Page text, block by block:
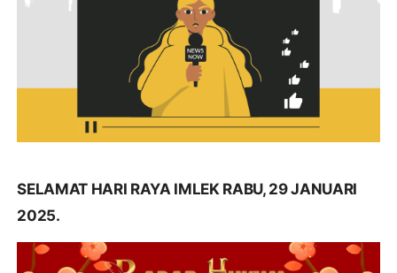
SELAMAT HARI RAYA IMLEK RABU, 29 JANUARI
2025.